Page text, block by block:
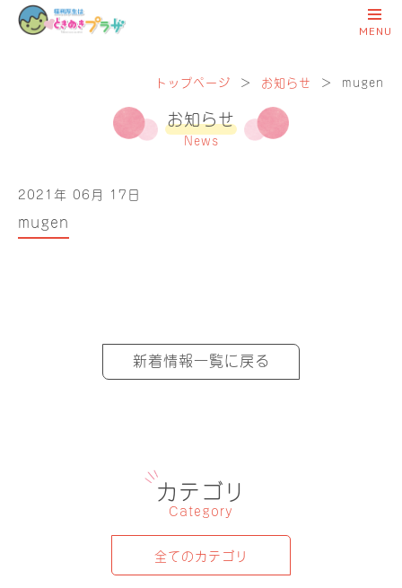
トップページ ＞ お知らせ ＞ mugen
お知らせ
News
2021年 06月 17日
mugen
新着情報一覧に戻る
カテゴリ
Category
全てのカテゴリ